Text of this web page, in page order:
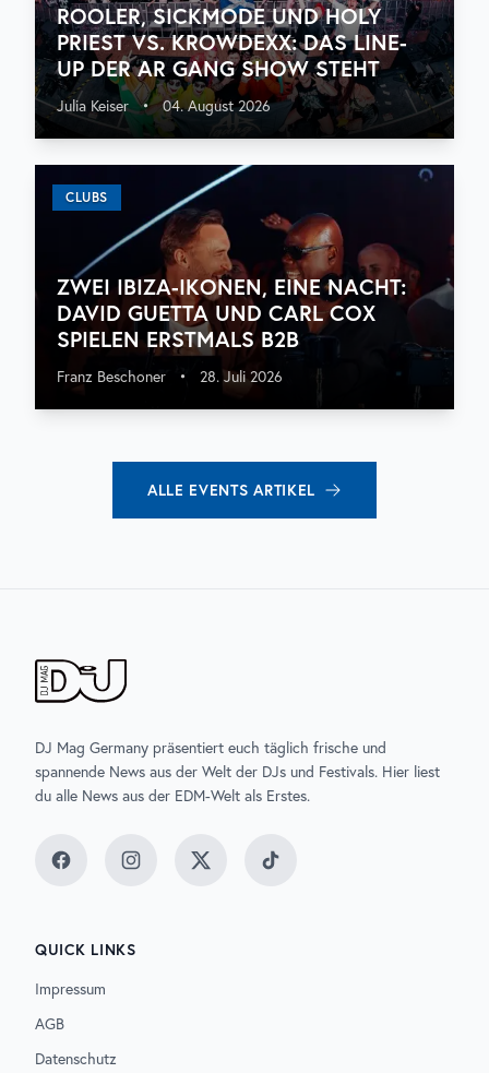
ROOLER, SICKMODE UND HOLY
PRIEST VS. KROWDEXX: DAS LINE-
UP DER AR GANG SHOW STEHT
Julia Keiser • 04. August 2026
CLUBS
ZWEI IBIZA-IKONEN, EINE NACHT:
DAVID GUETTA UND CARL COX
SPIELEN ERSTMALS B2B
Franz Beschoner • 28. Juli 2026
ALLE EVENTS ARTIKEL
DJ Mag Germany präsentiert euch täglich frische und
spannende News aus der Welt der DJs und Festivals. Hier liest
du alle News aus der EDM-Welt als Erstes.
FacebookInstagramTwitter TikTok
QUICK LINKS
Impressum
AGB
Datenschutz